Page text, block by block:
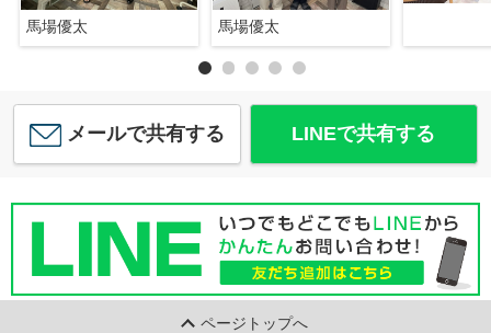
馬場優太 馬場優太
メールで共有する LINEで共有する
ページトップへ